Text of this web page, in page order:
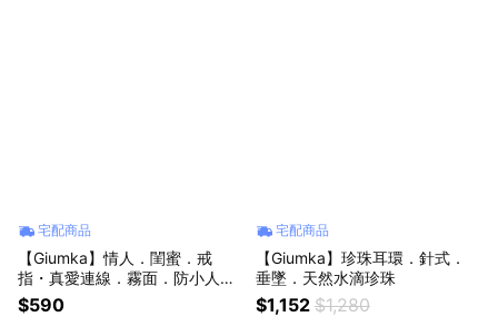
宅配商品
【Giumka】情人．閨蜜．戒
指・真愛連線．霧面．防小人尾
戒
$590
宅配商品
【Giumka】珍珠耳環．針式．
垂墜．天然水滴珍珠
$1,152 $1,280